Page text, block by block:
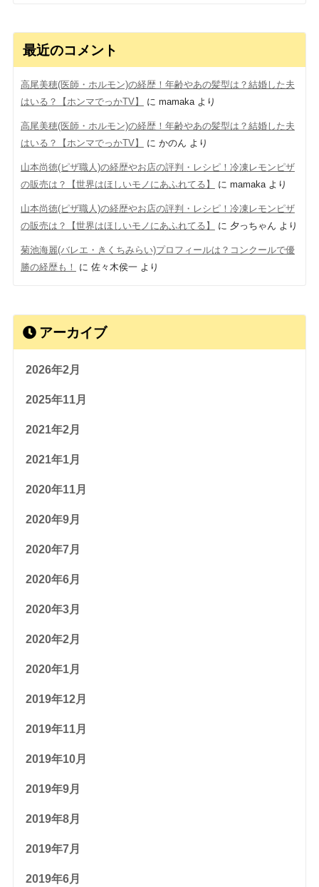
最近のコメント
高尾美穂(医師・ホルモン)の経歴！年齢やあの髪型は？結婚した夫
はいる？【ホンマでっかTV】
に mamakaより
高尾美穂(医師・ホルモン)の経歴！年齢やあの髪型は？結婚した夫
はいる？【ホンマでっかTV】
に かのん より
山本尚徳(ピザ職人)の経歴やお店の評判・レシピ！冷凍レモンピザ
の販売は？【世界はほしいモノにあふれてる】
に mamakaより
山本尚徳(ピザ職人)の経歴やお店の評判・レシピ！冷凍レモンピザ
の販売は？【世界はほしいモノにあふれてる】
に 夕っちゃん より
菊池海麗(バレエ・きくちみらい)プロフィールは？コンクールで優
勝の経歴も！
に 佐々木侯一より
アーカイブ
2026年2月
2025年11月
2021年2月
2021年1月
2020年11月
2020年9月
2020年7月
2020年6月
2020年3月
2020年2月
2020年1月
2019年12月
2019年11月
2019年10月
2019年9月
2019年8月
2019年7月
2019年6月